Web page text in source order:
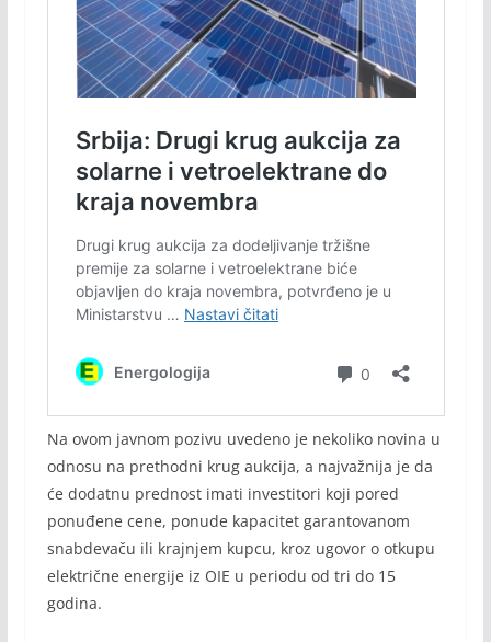
Na ovom javnom pozivu uvedeno je nekoliko novina u
odnosu na prethodni krug aukcija, a najvažnija je da
će dodatnu prednost imati investitori koji pored
ponuđene cene, ponude kapacitet garantovanom
snabdevaču ili krajnjem kupcu, kroz ugovor o otkupu
električne energije iz OIE u periodu od tri do 15
godina.